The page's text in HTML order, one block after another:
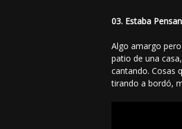
03. Estaba
Algo amargo
patio de una
cantando. Cosas
tirando a bordó,